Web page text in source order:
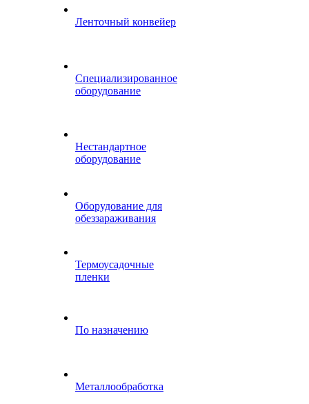
Ленточный конвейер
Специализированное
оборудование
Нестандартное
оборудование
Оборудование для
обеззараживания
Термоусадочные
пленки
По назначению
Металлообработка